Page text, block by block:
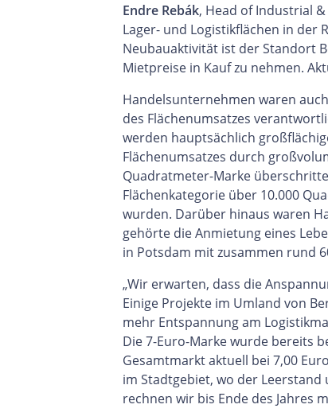
Endre Rebák, Head of Industrial
Lager- und Logistikflächen in der
Neubauaktivität ist der Standort
Mietpreise in Kauf zu nehmen.
Handelsunternehmen waren
des Flächenumsatzes
werden hauptsächlich
Flächenumsatzes durch
Quadratmeter-Marke
Flächenkategorie über 10.000
wurden. Darüber hinaus waren
gehörte die Anmietung eines
in Potsdam mit zusammen rund
„Wir erwarten, dass die
Einige Projekte im Umland von
mehr Entspannung am
Die 7-Euro-Marke wurde bereits
Gesamtmarkt aktuell bei 7,00
im Stadtgebiet, wo der
rechnen wir bis Ende des Jahres